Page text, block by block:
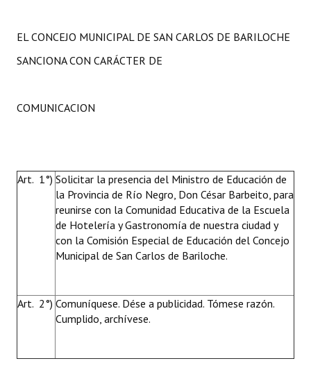
EL CONCEJO MUNICIPAL DE SAN CARLOS DE BARILOCHE
SANCIONA CON CARÁCTER DE
COMUNICACION
Art. 1°) Solicitar la presencia del Ministro de Educación de
la Provincia de Río Negro, Don César Barbeito, para
reunirse con la Comunidad Educativa de la Escuela
de Hotelería y Gastronomía de nuestra ciudad y
con la Comisión Especial de Educación del Concejo
Municipal de San Carlos de Bariloche.
Art. 2°) Comuníquese. Dése a publicidad. Tómese razón.
Cumplido, archívese.